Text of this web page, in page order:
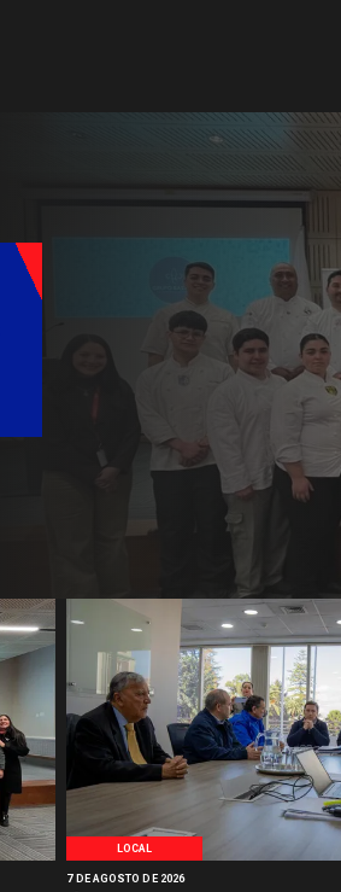
LOCAL
7 DE AGOSTO DE 2026